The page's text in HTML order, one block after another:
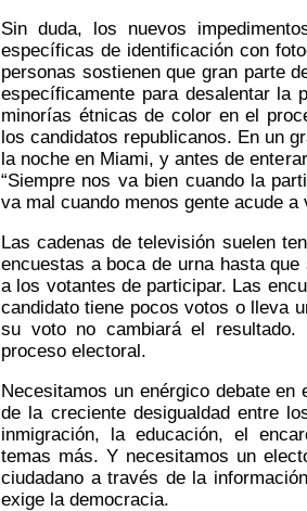
Sin duda, los nuevos
específicas de identificación con
personas sostienen que gran parte
específicamente para desalentar la
minorías étnicas de color en el
los candidatos republicanos. En un
la noche en Miami, y antes de
“Siempre nos va bien cuando la
va mal cuando menos gente acude a
Las cadenas de televisión suelen
encuestas a boca de urna hasta
a los votantes de participar. Las
candidato tiene pocos votos o lleva
su voto no cambiará el
proceso electoral.
Necesitamos un enérgico debate
de la creciente desigualdad entre
inmigración, la educación, el
temas más. Y necesitamos un
ciudadano a través de la
exige la democracia.